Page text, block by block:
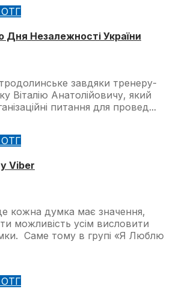
ОТГ
Дня Незалежності України
завдяки тренеру-
Віталію Анатолійовичу, який
питання для провед...
ОТГ
Viber
кожна думка має значення,
можливість усім висловити
Саме тому в групі «Я Люблю
ОТГ